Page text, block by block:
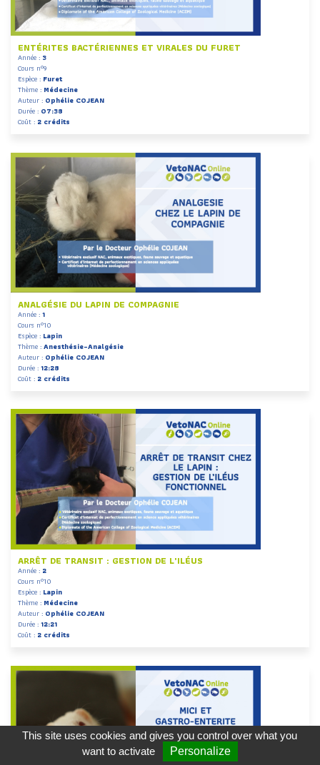
ENTÉRITES BACTÉRIENNES ET VIRALES DU FURET
Année : 3
Cours n°9
Espèce : Furet
Thème : Médecine
Auteur : Ophélie COJEAN
Durée : 07:38
Coût : 2 crédits
ANALGÉSIE DU LAPIN DE COMPAGNIE
Année :1
Cours n°10
Espèce : Lapin
Thème :Anesthésie-Analgésie
Auteur : Ophélie COJEAN
Durée :12:28
Coût : 2 crédits
ARRÊT DE TRANSIT : GESTION DE L'ILÉUS
Année : 2
Cours n°10
Espèce : Lapin
Thème : Médecine
Auteur : Ophélie COJEAN
Durée :12:21
Coût : 2 crédits
CGU-VOS FORMATEURS-CONTACT
This site uses cookies and gives you control over what you
want to activate
Personalize